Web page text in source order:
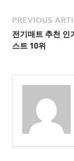
사
이
트
추
PREVIOUS
전기매트 추천 인
스트 10위